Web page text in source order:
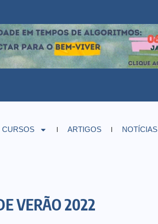
CURSOS ARTIGOS NOTÍCIAS
VERÃO 2022